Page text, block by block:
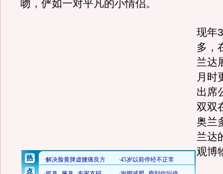
吻，俨如一对平凡的小情侣。
现年
多，
兰达
月时
出席
双双
奥兰
兰达
观博